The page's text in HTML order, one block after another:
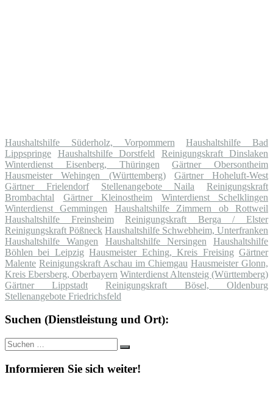
Haushaltshilfe Süderholz, Vorpommern
Haushaltshilfe Bad
Lippspringe
Haushaltshilfe Dorstfeld
Reinigungskraft Dinslaken
Winterdienst Eisenberg, Thüringen
Gärtner Obersontheim
Hausmeister Wehingen (Württemberg)
Gärtner Hoheluft-West
Gärtner Frielendorf
Stellenangebote Naila
Reinigungskraft
Brombachtal
Gärtner Kleinostheim
Winterdienst Schelklingen
Winterdienst Gemmingen
Haushaltshilfe Zimmern ob Rottweil
Haushaltshilfe Freinsheim
Reinigungskraft Berga / Elster
Reinigungskraft Pößneck Haushaltshilfe Schwebheim, Unterfranken
Haushaltshilfe Wangen
Haushaltshilfe Nersingen
Haushaltshilfe
Böhlen bei Leipzig Hausmeister Eching, Kreis Freising Gärtner
Malente Reinigungskraft Aschau im Chiemgau Hausmeister Glonn,
Kreis Ebersberg, Oberbayern Winterdienst Altensteig (Württemberg)
Gärtner Lippstadt
Reinigungskraft Bösel, Oldenburg
Stellenangebote Friedrichsfeld
Suchen (Dienstleistung und Ort):
Suche
nach:
Suchen
Informieren Sie sich weiter!